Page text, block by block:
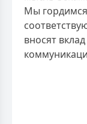
Мы
вносят